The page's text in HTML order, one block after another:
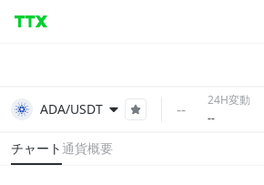
ADA/USDT --
24H変動
--
チャート通貨概要